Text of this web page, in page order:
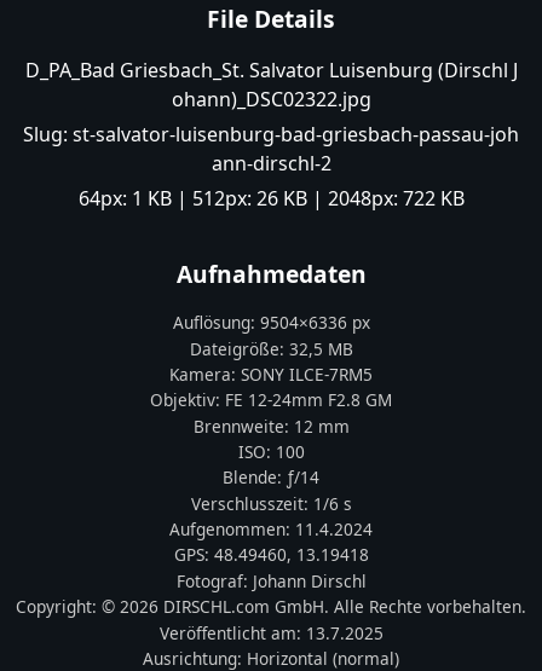
File Details
D_PA_Bad Griesbach_St. Salvator Luisenburg (Dirschl J
ohann)_DSC02322.jpg
Slug: st-salvator-luisenburg-bad-griesbach-passau-joh
ann-dirschl-2
64px: 1 KB| 512px: 26 KB| 2048px: 722 KB
Aufnahmedaten
Auflösung: 9504×6336 px
Dateigröße: 32,5 MB
Kamera: SONY ILCE-7RM5
Objektiv: FE 12-24mm F2.8 GM
Brennweite: 12 mm
ISO: 100
Blende: ƒ/14
Verschlusszeit: 1/6 s
Aufgenommen: 11.4.2024
GPS: 48.49460, 13.19418
Fotograf: Johann Dirschl
Copyright: © 2026 DIRSCHL.com GmbH. Alle Rechte vorbehalten.
Veröffentlicht am: 13.7.2025
Ausrichtung: Horizontal (normal)